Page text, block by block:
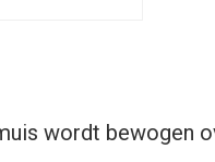
wordt bewogen